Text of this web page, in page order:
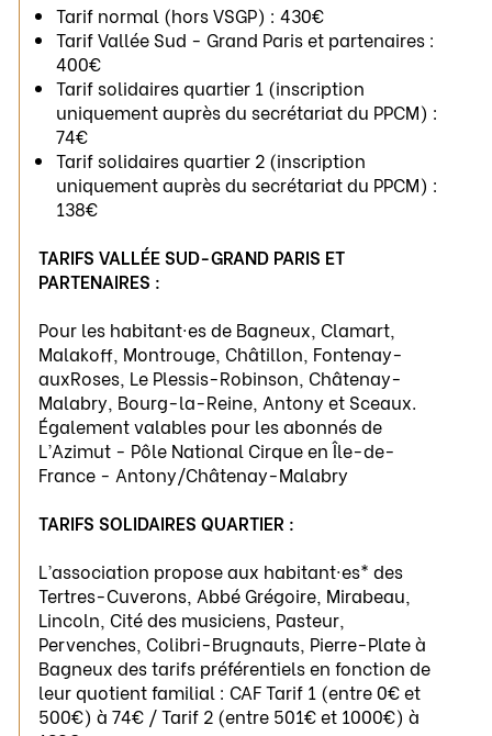
Tarif normal (hors VSGP) : 430€
Tarif Vallée Sud - Grand Paris et partenaires :
400€
Tarif solidaires quartier 1 (inscription
uniquement auprès du secrétariat du PPCM) :
74€
Tarif solidaires quartier 2 (inscription
uniquement auprès du secrétariat du PPCM) :
138€
TARIFS VALLÉE SUD-GRAND PARIS ET
PARTENAIRES :
Pour les habitant·es de Bagneux, Clamart,
Malakoff, Montrouge, Châtillon, Fontenay-
auxRoses, Le Plessis-Robinson, Châtenay-
Malabry, Bourg-la-Reine, Antony et Sceaux.
Également valables pour les abonnés de
L’Azimut - Pôle National Cirque en Île-de-
France - Antony/Châtenay-Malabry
TARIFS SOLIDAIRES QUARTIER :
L’association propose aux habitant·es* des
Tertres-Cuverons, Abbé Grégoire, Mirabeau,
Lincoln, Cité des musiciens, Pasteur,
Pervenches, Colibri-Brugnauts, Pierre-Plate à
Bagneux des tarifs préférentiels en fonction de
leur quotient familial : CAF Tarif 1 (entre 0€ et
500€) à 74€ / Tarif 2 (entre 501€ et 1000€) à